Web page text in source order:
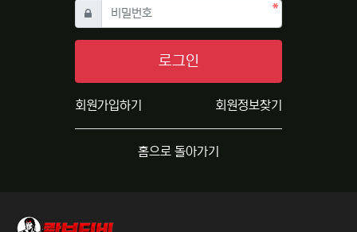
비밀번호필수
로그인
회원가입하기 회원정보찾기
홈으로 돌아가기